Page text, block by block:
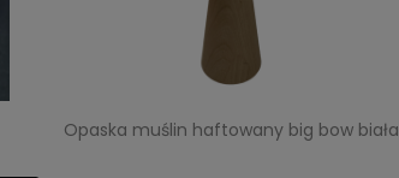
Opaska muślin haftowany big bow biała